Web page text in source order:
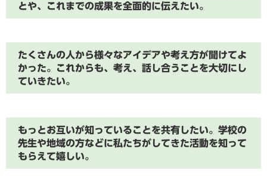
とや、これまでの成果を全面的に伝えたい。
たくさんの人から様々なアイデアや考え方が聞けてよ
かった。これからも、考え、話し合うことを大切にし
ていきたい。
もっとお互いが知っていることを共有したい。学校の
先生や地域の方などに私たちがしてきた活動を知って
もらえて嬉しい。